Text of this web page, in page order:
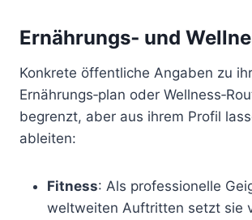
Ernährungs‑ und
Konkrete öffentliche Angaben zu
Ernährungs‑plan oder
begrenzt, aber aus ihrem Profil
ableiten:
Fitness: Als professionelle
weltweiten Auftritten setzt sie